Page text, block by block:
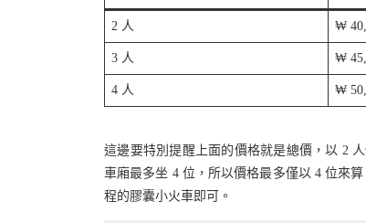
2 人 ₩
3 人 ₩
4 人 ₩
這邊要特別提醒上面的價格就是總價，以 2
車廂最多坐 4 位，所以價格最多僅以 4 位來
程的膠囊小火車即可。